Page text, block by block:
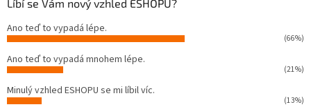
Líbí se Vám nový vzhled ESHOPU?
Ano teď to vypadá lépe.
(66%)
Ano teď to vypadá mnohem lépe.
(21%)
Minulý vzhled ESHOPU se mi líbil víc.
(13%)